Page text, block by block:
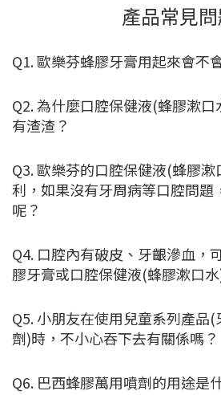
產品常見
Q1. 歐樂芬蜂膠牙膏用起來會不
Q2. 為什麼口腔保健液(蜂膠漱
有渣渣？
Q3. 歐樂芬的口腔保健液(蜂膠
利，如果沒有牙周病等口腔問題
呢？
Q4. 口腔內有破皮、牙齦滲血，
膠牙膏或口腔保健液(蜂膠漱口水
Q5. 小朋友在使用兒童系列產品
劑)時，不小心吞下去有關係嗎？
Q6. 巴西蜂膠萬用噴劑的用途是